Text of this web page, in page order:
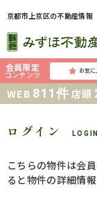
京都市上京区の不動産情報
会員限定
コンテンツ お気に
WEB 811件 店頭
ログイン LOGIN
こちらの物件は会
ると物件の詳細情